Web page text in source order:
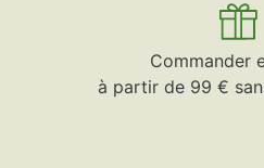
Commander
à partir de 99 €